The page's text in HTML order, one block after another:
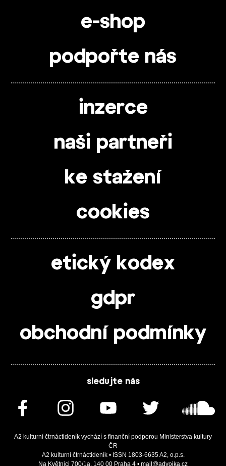
e-shop
podpořte nás
inzerce
naši partneři
ke stažení
cookies
etický kodex
gdpr
obchodní podmínky
sledujte nás
A2 kulturní čtrnáctideník vychází s finanční podporou Ministerstva kultury
ČR
A2 kulturní čtrnáctideník • ISSN 1803-6635 A2, o.p.s.
Na Květnici 700/1a, 140 00 Praha 4 • mail@advojka.cz